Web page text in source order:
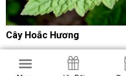
Cây Hoắc Hương